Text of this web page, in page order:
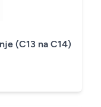
(C13 na C14)